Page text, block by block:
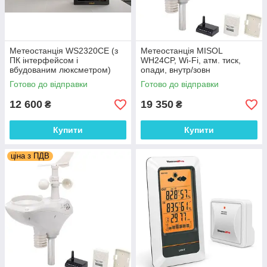
Метеостанція WS2320CE (з
ПК інтерфейсом і
вбудованим люксметром)
Готово до відправки
12 600 ₴
Купити
Метеостанція MISOL
WH24CP, Wi-Fi, атм. тиск,
опади, внутр/зовн
температура, внутр/зовн
вологість, освітленість, шв.
Готово до відправки
19 350 ₴
Купити
ціна з ПДВ